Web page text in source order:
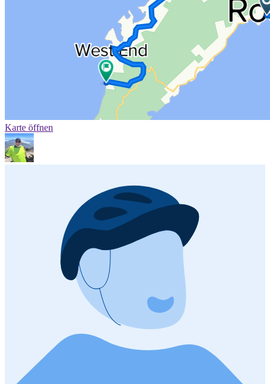
Karte öffnen